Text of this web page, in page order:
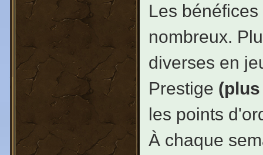
Les
nombreux.
diverses en
Prestige
les points
À chaque